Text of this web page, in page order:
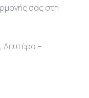
σας στη
Δευτέρα –